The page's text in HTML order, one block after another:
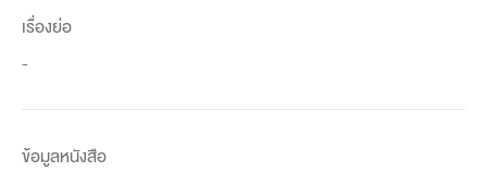
เรื่องย่อ
-
ข้อมูลหนังสือ